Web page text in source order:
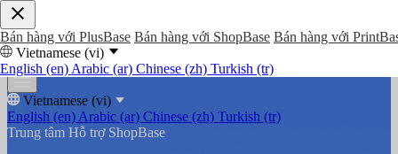
Bán hàng với PlusBase Bán hàng với ShopBase Bán hàng với
Vietnamese (vi)
English (en) Arabic (ar) Chinese (zh) Turkish (tr)
Vietnamese (vi)
English (en) Arabic (ar) Chinese (zh) Turkish (tr)
Trung tâm Hỗ trợ ShopBase